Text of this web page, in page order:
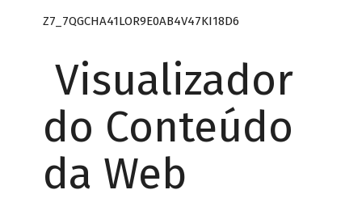
Z7_7QGCHA41LOR9E0AB4V47KI18D6
Visualizador
do Conteúdo
da Web